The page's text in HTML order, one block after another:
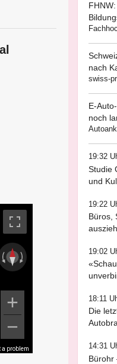
a problem
nach
swiss-
E-
noch
19:32
Studie
und
19:22
Büros,
19:02
18:11
Die
14:31
Bürohr